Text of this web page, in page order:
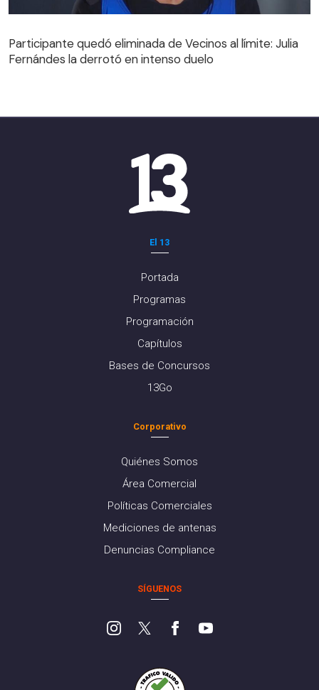
Fernándes la derrotó en intenso duelo
Participante quedó eliminada de Vecinos al límite: Julia
Fernándes la derrotó en intenso duelo
El 13
Portada
Programas
Programación
Capítulos
Bases de Concursos
13Go
Corporativo
Quiénes Somos
Área Comercial
Políticas Comerciales
Mediciones de antenas
Denuncias Compliance
SÍGUENOS